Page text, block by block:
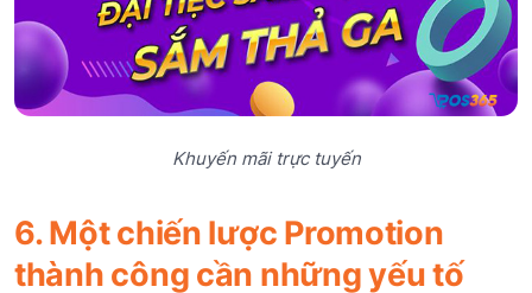
Khuyến mãi trực tuyến
6. Một chiến lược Promotion
thành công cần những yếu tố